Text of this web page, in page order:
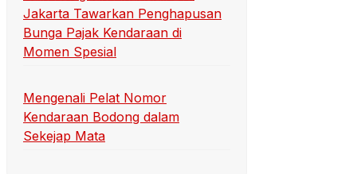
Jakarta Tawarkan Penghapusan
Bunga Pajak Kendaraan di
Momen Spesial
Mengenali Pelat Nomor
Kendaraan Bodong dalam
Sekejap Mata